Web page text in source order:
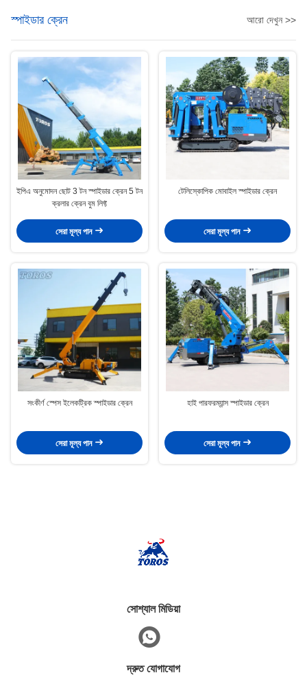
স্পাইডার ক্রেন আরো দেখুন >>
ইপিএ অনুমোদন ছোট 3 টন স্পাইডার ক্রেন 5 টন
ক্রলার ক্রেন বুম লিফ্ট
সেরা মূল্য পান
টেলিস্কোপিক মোবাইল স্পাইডার ক্রেন
সেরা মূল্য পান
সংকীর্ণ স্পেস ইলেকট্রিক স্পাইডার ক্রেন
সেরা মূল্য পান
হাই পারফরম্যান্স স্পাইডার ক্রেন
সেরা মূল্য পান
সোশ্যাল মিডিয়া
দ্রুত যোগাযোগ